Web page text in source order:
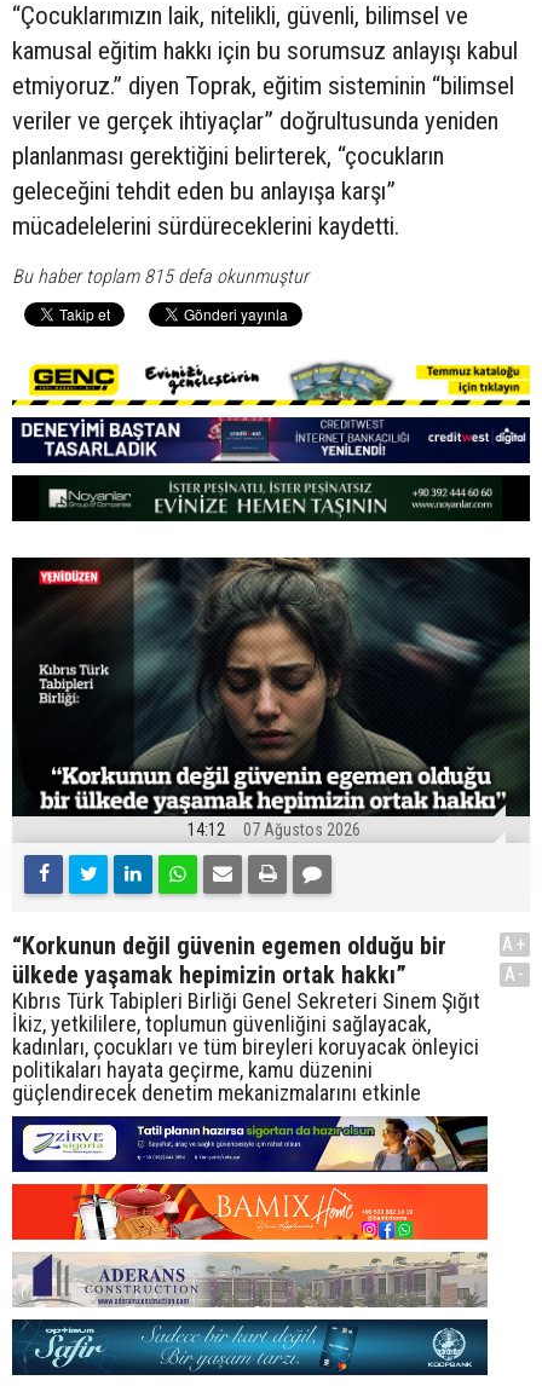
“Çocuklarımızın laik, nitelikli, güvenli, bilimsel ve
kamusal eğitim hakkı için bu sorumsuz anlayışı kabul
etmiyoruz.” diyen Toprak, eğitim sisteminin “bilimsel
veriler ve gerçek ihtiyaçlar” doğrultusunda yeniden
planlanması gerektiğini belirterek, “çocukların
geleceğini tehdit eden bu anlayışa karşı”
mücadelelerini sürdüreceklerini kaydetti.
Bu haber toplam 815 defa okunmuştur
14:12 07 Ağustos 2026
“Korkunun değil güvenin egemen olduğu bir
ülkede yaşamak hepimizin ortak hakkı”
Kıbrıs Türk Tabipleri Birliği Genel Sekreteri Sinem Şığıt
İkiz, yetkililere, toplumun güvenliğini sağlayacak,
kadınları, çocukları ve tüm bireyleri koruyacak önleyici
politikaları hayata geçirme, kamu düzenini
güçlendirecek denetim mekanizmalarını etkinle
A+
A-